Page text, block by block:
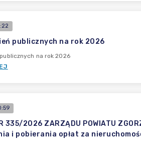
publicznych na rok 2026
na rok 2026
335/2026 ZARZĄDU POWIATU
i pobierania opłat za